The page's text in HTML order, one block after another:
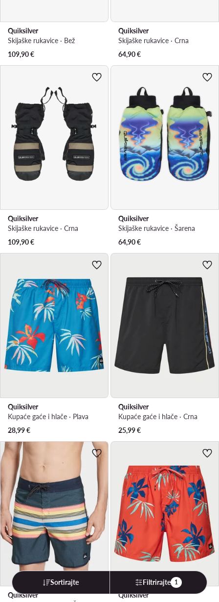
Quiksilver
Skijaške rukavice · Bež
109,90€
Quiksilver
Skijaške rukavice · Crna
64,90€
Quiksilver
Skijaške rukavice · Crna
109,90€
Quiksilver
Skijaške rukavice · Šarena
64,90€
Quiksilver
Kupaće gaće i hlače · Plava
28,99€
Quiksilver
Kupaće gaće i hlače · Crna
25,99€
Quiksilver
Quiksilver
Sortirajte Filtrirajte 1